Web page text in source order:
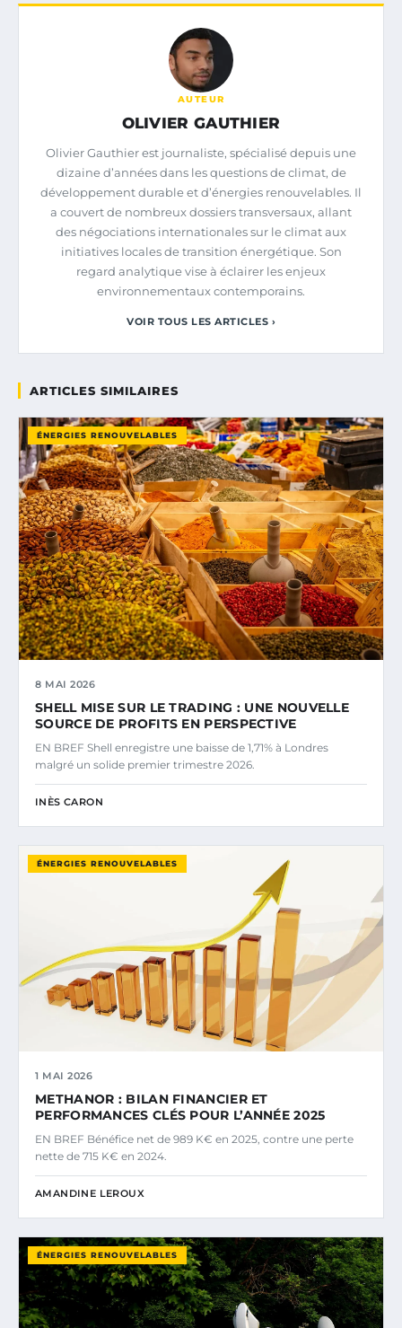
AUTEUR
OLIVIER GAUTHIER
Olivier Gauthier est journaliste, spécialisé depuis une
dizaine d’années dans les questions de climat, de
développement durable et d’énergies renouvelables. Il
a couvert de nombreux dossiers transversaux, allant
des négociations internationales sur le climat aux
initiatives locales de transition énergétique. Son
regard analytique vise à éclairer les enjeux
environnementaux contemporains.
VOIR TOUS LES ARTICLES ›
ARTICLES SIMILAIRES
ÉNERGIES RENOUVELABLES
8 MAI 2026
SHELL MISE SUR LE TRADING : UNE NOUVELLE
SOURCE DE PROFITS EN PERSPECTIVE
EN BREF Shell enregistre une baisse de 1,71% à Londres
malgré un solide premier trimestre 2026.
INÈS CARON
ÉNERGIES RENOUVELABLES
1 MAI 2026
METHANOR : BILAN FINANCIER ET
PERFORMANCES CLÉS POUR L’ANNÉE 2025
EN BREF Bénéfice net de 989 K€ en 2025, contre une perte
nette de 715 K€ en 2024.
AMANDINE LEROUX
ÉNERGIES RENOUVELABLES